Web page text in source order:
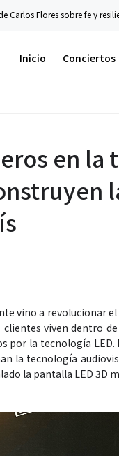
sobre fe y resiliencia
Inicio Conciertos
en
vino a revolucionar
clientes viven dentro
la tecnología LED.
la tecnología
la pantalla LED 3D